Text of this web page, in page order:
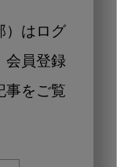
）はログ
会員登録
事をご覧